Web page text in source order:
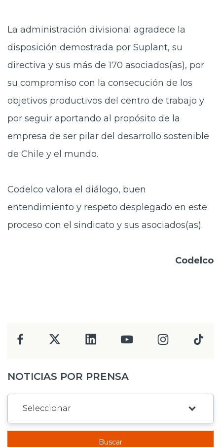
La administración divisional agradece la
disposición demostrada por Suplant, su
directiva y sus más de 170 asociados(as), por
su compromiso con la consecución de los
objetivos productivos del centro de trabajo y
por seguir aportando al propósito de la
empresa de ser pilar del desarrollo sostenible
de Chile y el mundo.
Codelco valora el diálogo, buen
entendimiento y respeto desplegado en este
proceso con el sindicato y sus asociados(as).
Codelco
NOTICIAS POR PRENSA
Buscar